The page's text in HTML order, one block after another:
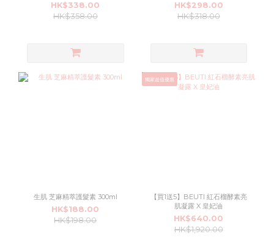
HK$338.00
HK$358.00
HK$298.00
HK$318.00
生肌 芝麻精萃護髮素 300ml
HK$188.00
HK$198.00
獨家超值優惠
【買1送5】BEUTI 紅石榴酵素亮
肌凝露 X 皇妃油
HK$640.00
HK$1,920.00